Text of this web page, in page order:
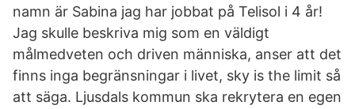
namn är Sabina jag har jobbat på Telisol i 4 år!
Jag skulle beskriva mig som en väldigt
målmedveten och driven människa, anser att det
finns inga begränsningar i livet, sky is the limit så
att säga. Ljusdals kommun ska rekrytera en egen